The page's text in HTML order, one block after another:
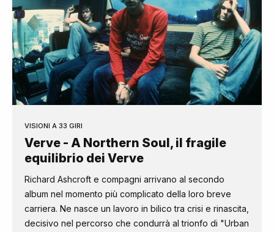
VISIONI A 33 GIRI
Verve - A Northern Soul, il fragile
equilibrio dei Verve
Richard Ashcroft e compagni arrivano al secondo
album nel momento più complicato della loro breve
carriera. Ne nasce un lavoro in bilico tra crisi e rinascita,
decisivo nel percorso che condurrà al trionfo di "Urban